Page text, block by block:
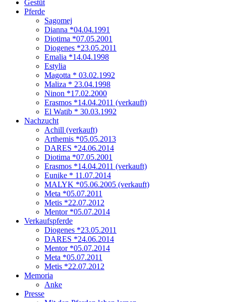
Gestüt
Pferde
Sagomej
Dianna *04.04.1991
Diotima *07.05.2001
Diogenes *23.05.2011
Emalia *14.04.1998
Estylia
Magotta * 03.02.1992
Maliza * 23.04.1998
Ninon *17.02.2000
Erasmos *14.04.2011 (verkauft)
El Watib * 30.03.1992
Nachzucht
Achill (verkauft)
Arthemis *05.05.2013
DARES *24.06.2014
Diotima *07.05.2001
Erasmos *14.04.2011 (verkauft)
Eunike * 11.07.2014
MALYK *05.06.2005 (verkauft)
Meta *05.07.2011
Metis *22.07.2012
Mentor *05.07.2014
Verkaufspferde
Diogenes *23.05.2011
DARES *24.06.2014
Mentor *05.07.2014
Meta *05.07.2011
Metis *22.07.2012
Memoria
Anke
Presse